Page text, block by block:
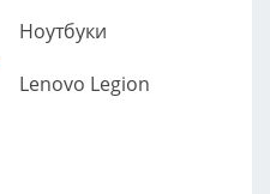
Ноутбуки
Lenovo Legion